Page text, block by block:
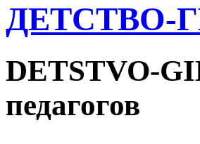
ДЕТСТВО-
DETSTVO-
педагогов